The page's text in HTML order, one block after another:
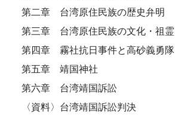
第二章 台湾原住民族の歴史弁明
第三章 台湾原住民族の文化・祖霊
第四章 霧社抗日事件と高砂義勇隊
第五章 靖国神社
第六章 台湾靖国訴訟
〈資料〉台湾靖国訴訟判決